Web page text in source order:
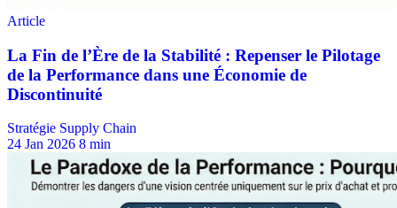
Stratégie Supply Chain
24 Jan 2026 8 min